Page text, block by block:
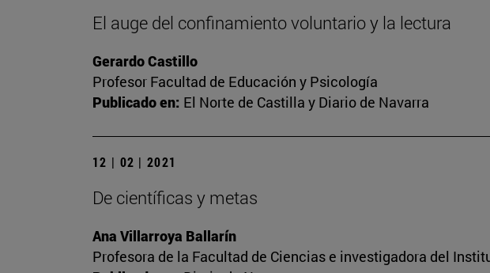
El auge del confinamiento voluntario y la lectura
Gerardo Castillo
Profesor Facultad de Educación y Psicología
Publicado en: El Norte de Castilla y Diario de Navarra
12 | 02 | 2021
De científicas y metas
Ana Villarroya Ballarín
Profesora de la Facultad de Ciencias e investigadora del